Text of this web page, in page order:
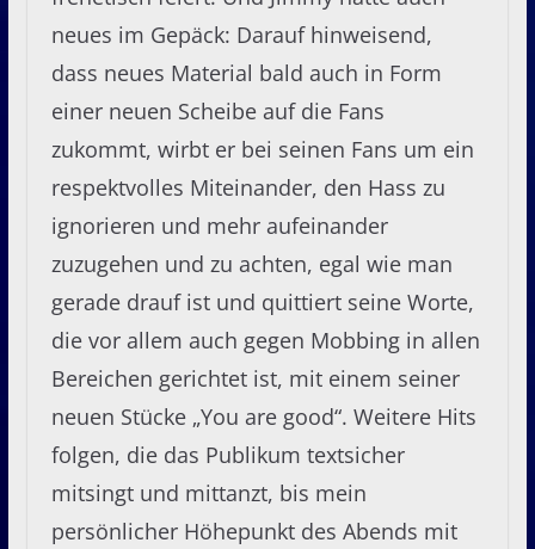
neues im Gepäck: Darauf hinweisend,
dass neues Material bald auch in Form
einer neuen Scheibe auf die Fans
zukommt, wirbt er bei seinen Fans um ein
respektvolles Miteinander, den Hass zu
ignorieren und mehr aufeinander
zuzugehen und zu achten, egal wie man
gerade drauf ist und quittiert seine Worte,
die vor allem auch gegen Mobbing in allen
Bereichen gerichtet ist, mit einem seiner
neuen Stücke „You are good“. Weitere Hits
folgen, die das Publikum textsicher
mitsingt und mittanzt, bis mein
persönlicher Höhepunkt des Abends mit